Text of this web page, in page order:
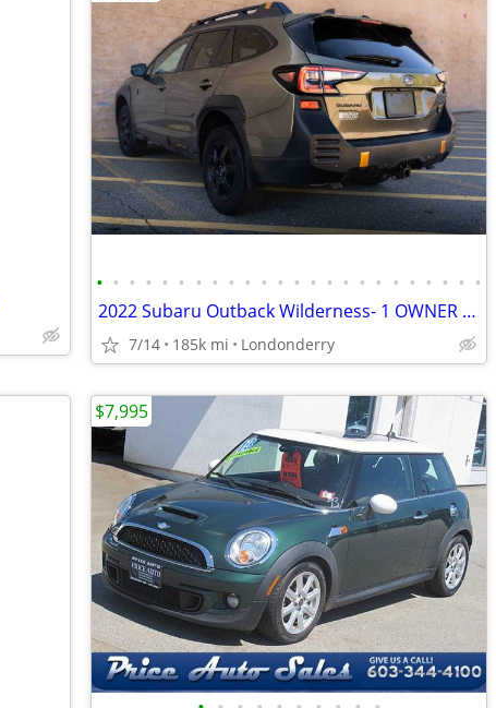
• • • • • • • • • • • • • • • • • • • • • • • •
2022 Subaru Outback Wilderness- 1 OWNER CAR- NO ACCIDENTS
7/14 185k mi Londonderry
$7,995